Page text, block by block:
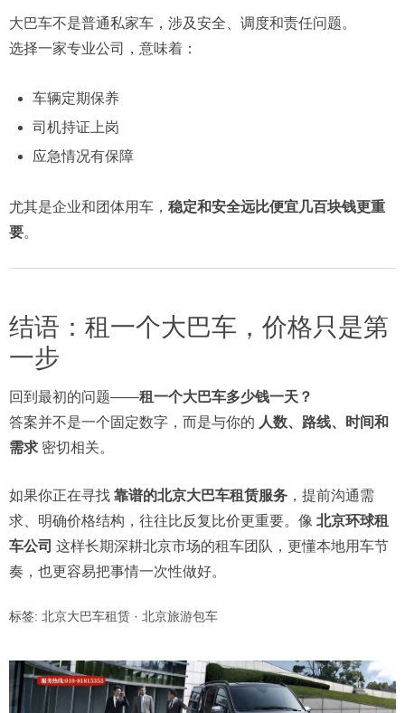
大巴车不是普通私家车，涉及安全、调度和责任问题。
选择一家专业公司，意味着：
车辆定期保养
司机持证上岗
应急情况有保障
尤其是企业和团体用车， 稳定和安全远比便宜几百块钱更重
要。
结语：租一个大巴车，价格只是第
一步
回到最初的问题——租一个大巴车多少钱一天？
答案并不是一个固定数字，而是与你的 人数、路线、时间和
需求 密切相关。
如果你正在寻找 靠谱的北京大巴车租赁服务 ，提前沟通需
求、明确价格结构，往往比反复比价更重要。像 北京环球租
车公司 这样长期深耕北京市场的租车团队，更懂本地用车节
奏，也更容易把事情一次性做好。
标签: 北京大巴车租赁 · 北京旅游包车